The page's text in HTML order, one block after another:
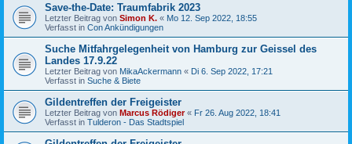
Save-the-Date: Traumfabrik 2023
Letzter Beitrag von Simon K. « Mo 12. Sep 2022, 18:55
Verfasst in Con Ankündigungen
Suche Mitfahrgelegenheit von Hamburg zur Geissel des
Landes 17.9.22
Letzter Beitrag von MikaAckermann « Di 6. Sep 2022, 17:21
Verfasst in Suche & Biete
Gildentreffen der Freigeister
Letzter Beitrag von Marcus Rödiger« Fr 26. Aug 2022, 18:41
Verfasst in Tulderon - Das Stadtspiel